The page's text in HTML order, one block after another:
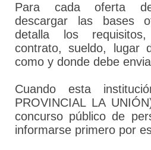
Para cada oferta
descargar las bases
detalla los
contrato, sueldo, lugar
como y donde debe
Cuando esta
PROVINCIAL LA
concurso público de
informarse primero por